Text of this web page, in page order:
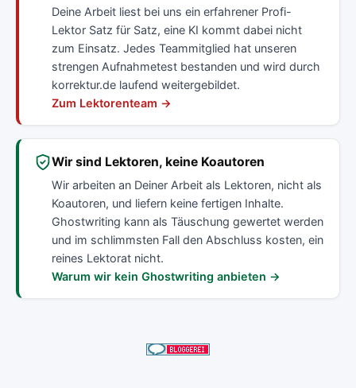
Deine Arbeit liest bei uns ein erfahrener Profi-
Lektor Satz für Satz, eine KI kommt dabei nicht
zum Einsatz. Jedes Teammitglied hat unseren
strengen Aufnahmetest bestanden und wird durch
korrektur.de laufend weitergebildet.
Zum Lektorenteam →
Wir sind Lektoren, keine Koautoren
Wir arbeiten an Deiner Arbeit als Lektoren, nicht als
Koautoren, und liefern keine fertigen Inhalte.
Ghostwriting kann als Täuschung gewertet werden
und im schlimmsten Fall den Abschluss kosten, ein
reines Lektorat nicht.
Warum wir kein Ghostwriting anbieten →